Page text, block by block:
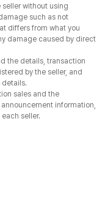
without using
such as not
differs from what you
damage caused by direct
the details, transaction
by the seller, and
details.
sales and the
information,
seller.